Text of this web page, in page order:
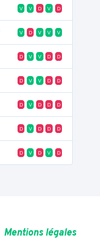
V V D V D
V D V V V
D V V D D
D V V D D
D V D D D
D V D D D
D V D V D
Mentions légales